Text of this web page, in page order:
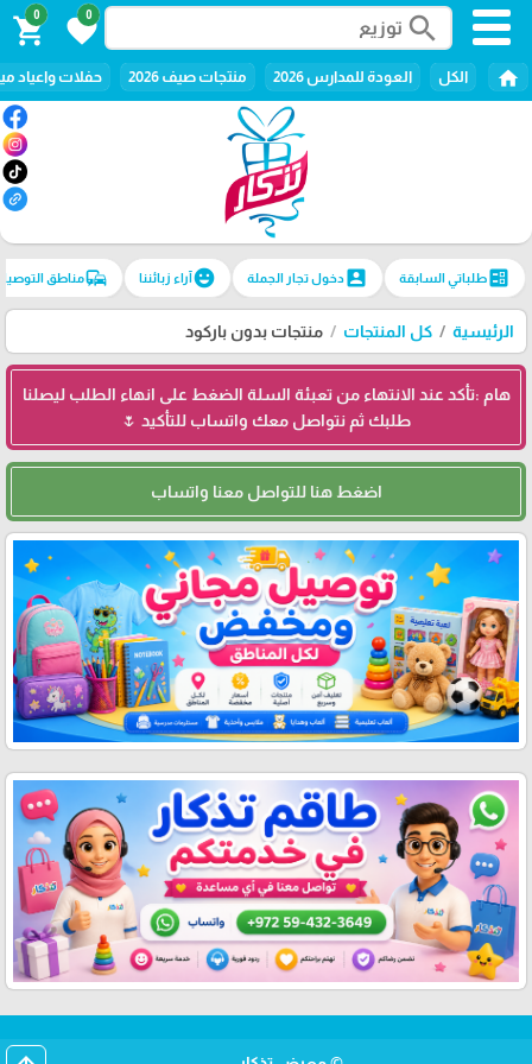
search
0
favorite
0
shopping_cart
home الكل العودة للمدارس 2026 منتجات صيف 2026 حفلات واعياد
ballotطلباتي السابقة account_boxدخول تجار الجملة emoji_emotionsآراء زبائننا commuteمناطق
الرئيسية كل المنتجات منتجات بدون باركود
هام :تأكد عند الانتهاء من تعبئة السلة الضغط على انهاء الطلب ليصلنا
طلبك ثم نتواصل معك واتساب للتأكيد 🌷
اضغط هنا للتواصل معنا واتساب